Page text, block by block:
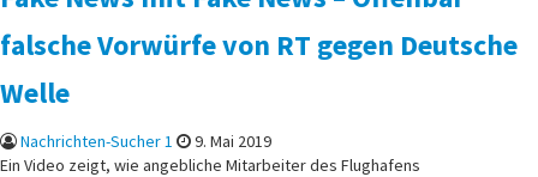
falsche Vorwürfe von RT gegen Deutsche
Welle
Nachrichten-Sucher 1
9. Mai 2019
Ein Video zeigt, wie angebliche Mitarbeiter des Flughafens